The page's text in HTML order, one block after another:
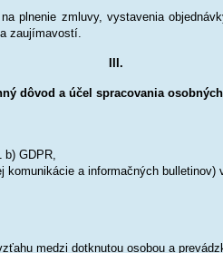
plnenie zmluvy, vystavenia
zaujímavostí.
III.
dôvod a účel spracovania
GDPR,
a informačných
medzi dotknutou osobou a